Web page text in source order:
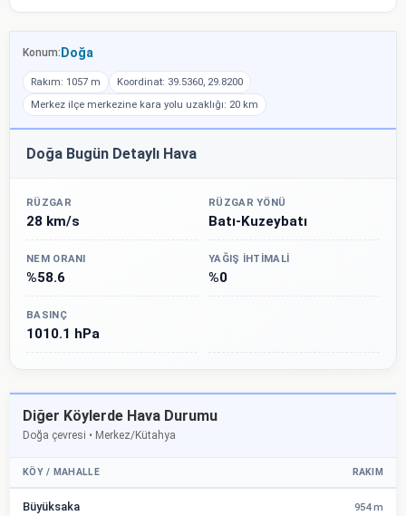
Konum: Doğa
Rakım: 1057 m
Koordinat: 39.5360, 29.8200
Merkez ilçe merkezine kara yolu uzaklığı: 20 km
Doğa Bugün Detaylı Hava
RÜZGAR
28 km/s
RÜZGAR YÖNÜ
Batı-Kuzeybatı
NEM ORANI
%58.6
YAĞIŞ İHTIMALI
%0
BASINÇ
1010.1 hPa
Diğer Köylerde Hava Durumu
Doğa çevresi • Merkez/Kütahya
KÖY / MAHALLE RAKIM
Büyüksaka 954 m